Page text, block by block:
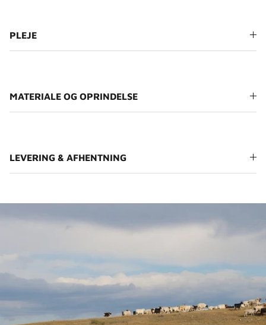
PLEJE
MATERIALE OG OPRINDELSE
LEVERING & AFHENTNING